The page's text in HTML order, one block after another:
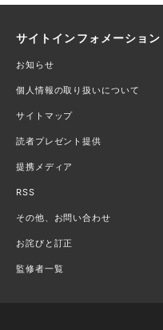
サイトインフォメーション
お知らせ
個人情報の取り扱いについて
サイトマップ
読者プレゼント提供
提携メディア
RSS
その他、お問い合わせ
お詫びと訂正
監修者一覧